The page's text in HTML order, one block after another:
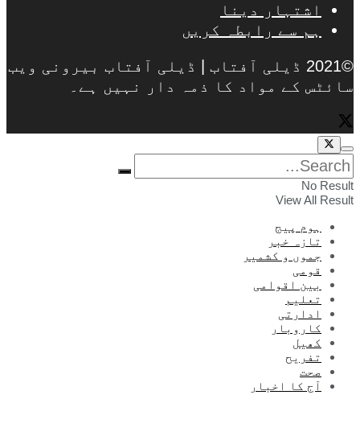
اشتہار دینا
ہم سے رابطہ کریں
©2021 ڈیلی آفتاب | ڈیلی آفتاب بیرونی ویب
سائٹس کے مواد کا ذمہ دار نہیں ہے۔
No Result
View All Result
ہوم پیج
تازہ خبر
جموں و کشمیر
قومی
بین اقوامی
تعلیم
ادارتی
کاروبار
کھیل
تفریح
صحت
آج کا اخبار